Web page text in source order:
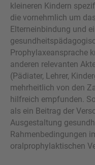
kleineren Kindern
die vornehmlich um
Elterneinbindung und
Prophylaxeansprache
anderen relevanten
(Pädiater, Lehrer,
mehrheitlich von den
hilfreich empfunden.
als ein Beitrag der
Ausgestaltung
Rahmenbedingungen
oralprophylaktischen